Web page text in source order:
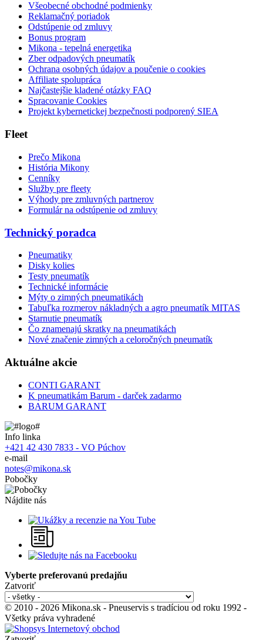
Všeobecné obchodné podmienky
Reklamačný poriadok
Odstúpenie od zmluvy
Bonus program
Mikona - tepelná energetika
Zber odpadových pneumatík
Ochrana osobných údajov a poučenie o cookies
Affiliate spolupráca
Najčastejšie kladené otázky FAQ
Spracovanie Cookies
Projekt kybernetickej bezpečnosti podporený SIEA
Fleet
Prečo Mikona
História Mikony
Cenníky
Služby pre fleety
Výhody pre zmluvných partnerov
Formulár na odstúpenie od zmluvy
Technický poradca
Pneumatiky
Disky kolies
Testy pneumatík
Technické informácie
Mýty o zimných pneumatikách
Tabuľka rozmerov nákladných a agro pneumatík MITAS
Starnutie pneumatík
Čo znamenajú skratky na pneumatikách
Nové značenie zimných a celoročných pneumatík
Aktuálne akcie
CONTI GARANT
K pneumatikám Barum - darček zadarmo
BARUM GARANT
Info linka
+421 42 430 7833 - VO Púchov
e-mail
notes@mikona.sk
Pobočky
Nájdite nás
Vyberte preferovanú predajňu
Zatvoriť
© 2010 - 2026 Mikona.sk - Pneuservis s tradíciou od roku 1992 -
Všetky práva vyhradené